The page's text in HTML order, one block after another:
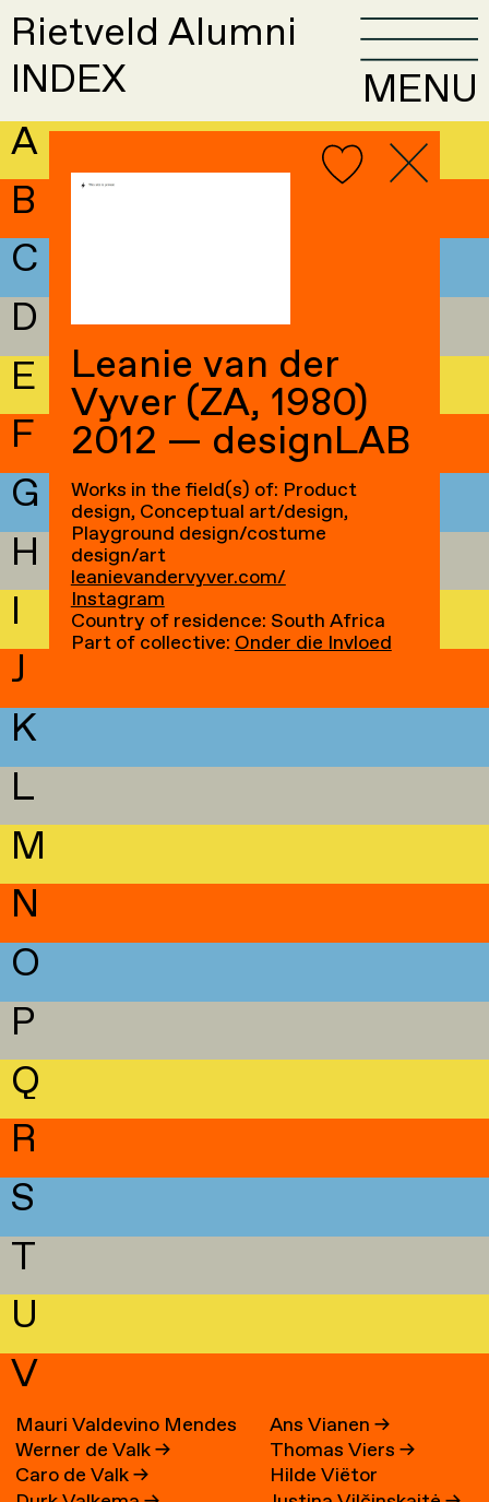
Rietveld Alumni
INDEX
MENU
A
B
C
D
E
F
G
H
I
J
K
L
M
N
O
P
Q
R
S
T
U
V
Mauri Valdevino Mendes
→
Werner de Valk→
Caro de Valk→
Ans Vianen→
Thomas Viers→
Hilde Viëtor
Leanie van der
Vyver (ZA, 1980)
2012 — designLAB
Works in the field(s) of: Product
design, Conceptual art/design,
Playground design/costume
design/art
leanievandervyver.com/
Instagram
Country of residence: South Africa
Part of collective:Onder die Invloed